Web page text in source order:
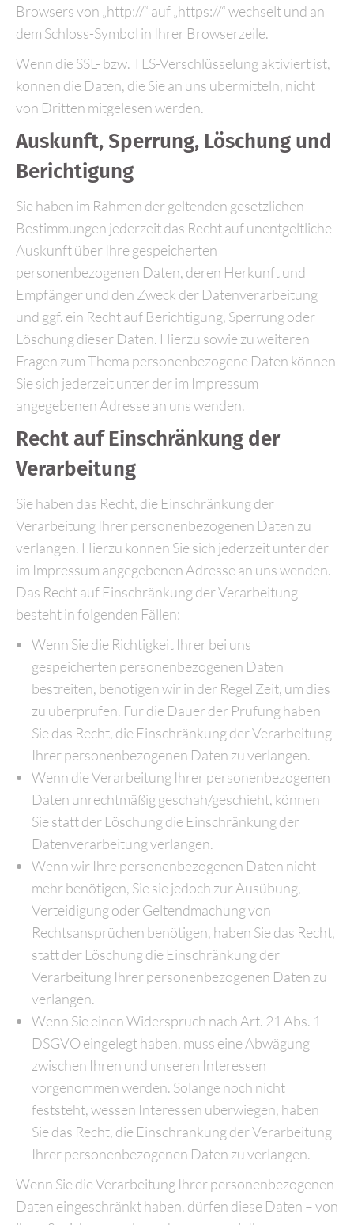
Browsers von „http://“ auf „https://“ wechselt und an
dem Schloss-Symbol in Ihrer Browserzeile.
Wenn die SSL- bzw. TLS-Verschlüsselung aktiviert ist,
können die Daten, die Sie an uns übermitteln, nicht
von Dritten mitgelesen werden.
Auskunft, Sperrung, Löschung und
Berichtigung
Sie haben im Rahmen der geltenden gesetzlichen
Bestimmungen jederzeit das Recht auf unentgeltliche
Auskunft über Ihre gespeicherten
personenbezogenen Daten, deren Herkunft und
Empfänger und den Zweck der Datenverarbeitung
und ggf. ein Recht auf Berichtigung, Sperrung oder
Löschung dieser Daten. Hierzu sowie zu weiteren
Fragen zum Thema personenbezogene Daten können
Sie sich jederzeit unter der im Impressum
angegebenen Adresse an uns wenden.
Recht auf Einschränkung der
Verarbeitung
Sie haben das Recht, die Einschränkung der
Verarbeitung Ihrer personenbezogenen Daten zu
verlangen. Hierzu können Sie sich jederzeit unter der
im Impressum angegebenen Adresse an uns wenden.
Das Recht auf Einschränkung der Verarbeitung
besteht in folgenden Fällen:
Wenn Sie die Richtigkeit Ihrer bei uns
gespeicherten personenbezogenen Daten
bestreiten, benötigen wir in der Regel Zeit, um dies
zu überprüfen. Für die Dauer der Prüfung haben
Sie das Recht, die Einschränkung der Verarbeitung
Ihrer personenbezogenen Daten zu verlangen.
Wenn die Verarbeitung Ihrer personenbezogenen
Daten unrechtmäßig geschah/geschieht, können
Sie statt der Löschung die Einschränkung der
Datenverarbeitung verlangen.
Wenn wir Ihre personenbezogenen Daten nicht
mehr benötigen, Sie sie jedoch zur Ausübung,
Verteidigung oder Geltendmachung von
Rechtsansprüchen benötigen, haben Sie das Recht,
statt der Löschung die Einschränkung der
Verarbeitung Ihrer personenbezogenen Daten zu
verlangen.
Wenn Sie einen Widerspruch nach Art. 21 Abs. 1
DSGVO eingelegt haben, muss eine Abwägung
zwischen Ihren und unseren Interessen
vorgenommen werden. Solange noch nicht
feststeht, wessen Interessen überwiegen, haben
Sie das Recht, die Einschränkung der Verarbeitung
Ihrer personenbezogenen Daten zu verlangen.
Wenn Sie die Verarbeitung Ihrer personenbezogenen
Daten eingeschränkt haben, dürfen diese Daten – von